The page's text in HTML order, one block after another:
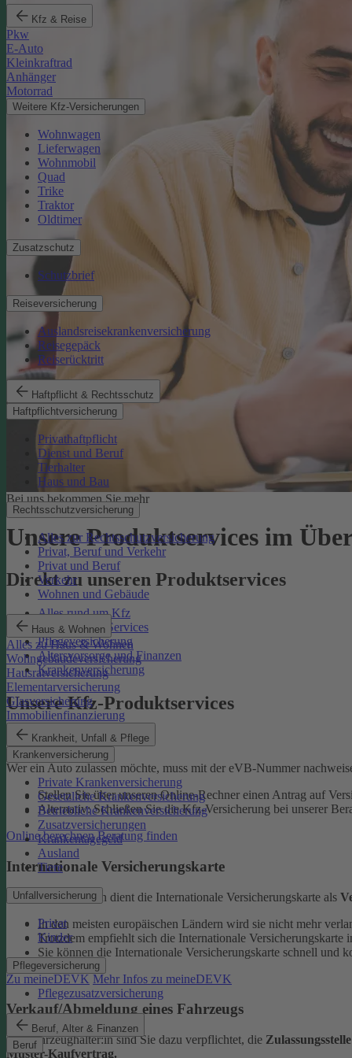
Kfz & Reise
Pkw
E-Auto
Kleinkraftrad
Anhänger
Motorrad
Weitere Kfz-Versicherungen
Wohnwagen
Lieferwagen
Wohnmobil
Quad
Trike
Traktor
Oldtimer
Zusatzschutz
Schutzbrief
Reiseversicherung
Auslandsreisekrankenversicherung
Reisegepäck
Reiserücktritt
Haftpflicht & Rechtsschutz
Haftpflichtversicherung
Privathaftpflicht
Dienst und Beruf
Tierhalter
Haus und Bau
Rechtsschutzversicherung
Alles zur Rechtsschutzversicherung
Privat, Beruf und Verkehr
Privat und Beruf
Verkehr
Wohnen und Gebäude
Haus & Wohnen
Alles zu Haus & Wohnen
Wohngebäudeversicherung
Hausratversicherung
Elementarversicherung
Glasversicherung
Immobilienfinanzierung
Krankheit, Unfall & Pflege
Krankenversicherung
Private Krankenversicherung
Gesetzliche Krankenversicherung
Betriebliche Krankenversicherung
Zusatzversicherungen
Krankentagegeld
Ausland
Tiere
Unfallversicherung
Privat
Kinder
Pflegeversicherung
Pflegezusatzversicherung
Beruf, Alter & Finanzen
Beruf
Bei uns bekommen Sie mehr
Unsere Produktservices im
Direkt zu unseren Produktservices
Alles rund um Kfz
Rechtsschutz-Services
Pflegeversicherung
Altersvorsorge und Finanzen
Krankenversicherung
Unsere Kfz-Produktservices
eVB-Nummer
Wer ein Auto zulassen möchte, muss mit der eVB-Nummer
Stellen Sie über unseren Online-Rechner einen Antrag auf
Alternativ: Schließen Sie die Kfz-​Versicherung bei unserer
Online berechnen Beratung finden
Internationale Versicherungskarte
Bei Auslandsfahrten dient die Internationale Versicherungskarte als
In den meisten europäischen Ländern wird sie nicht mehr
Trotzdem empfiehlt sich die Internationale
Sie können die Internationale Versicherungskarte schnell und
Zu meineDEVK Mehr Infos zu meineDEVK
Verkauf/Abmeldung eines Fahrzeugs
Als Fahrzeughalter:in sind Sie dazu verpflichtet, die
Muster-Kaufvertrag.